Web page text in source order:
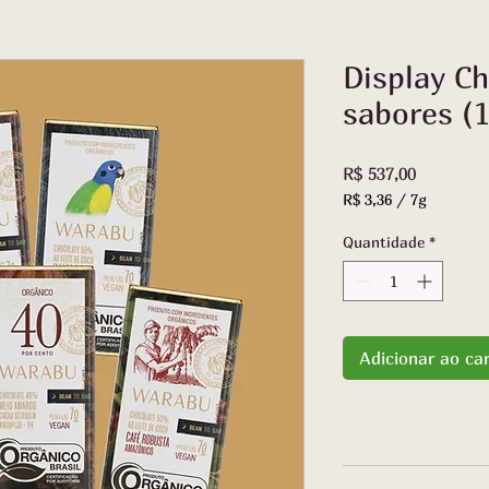
Display
sabores
R$ 537,00Preço
R$ 3,36 / 7g
por
7
gramas
Quantidade *
Adicionar ao